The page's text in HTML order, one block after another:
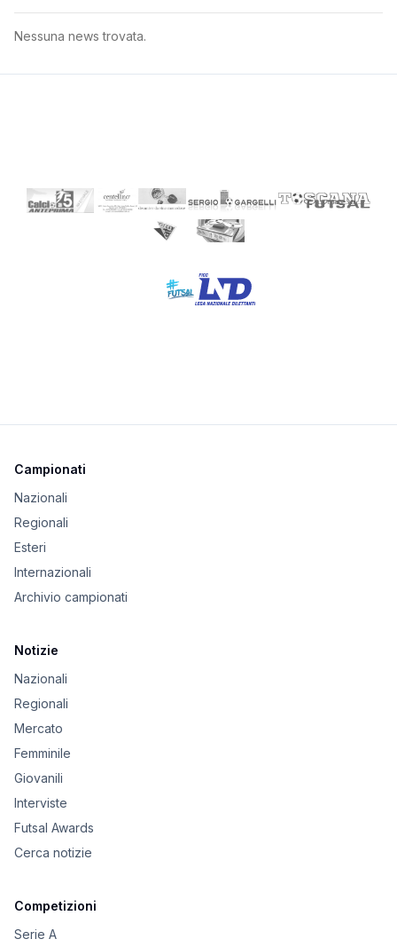
Nessuna news trovata.
Campionati
Nazionali
Regionali
Esteri
Internazionali
Archivio campionati
Notizie
Nazionali
Regionali
Mercato
Femminile
Giovanili
Interviste
Futsal Awards
Cerca notizie
Competizioni
Serie A